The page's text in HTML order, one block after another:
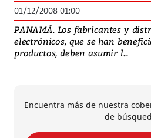
01/12/2008 01:00
PANAMÁ. Los fabricantes y
electrónicos, que se han
productos, deben asumir l...
Encuentra más de nuestra
de